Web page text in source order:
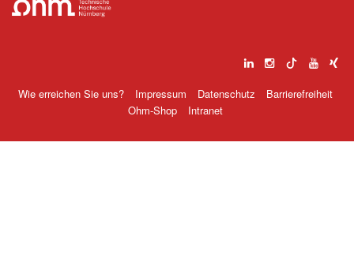
Wie erreichen Sie uns? Impressum Datenschutz
Barrierefreiheit
Ohm-Shop
Intranet